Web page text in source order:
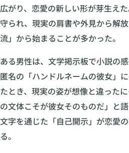
広がり、恋愛の新しい形が芽生え
守られ、現実の肩書や外見から解
流」から始まることが多かった。
ある男性は、文学掲示板で小説の
匿名の「ハンドルネームの彼女」
たとき、現実の姿が想像と違った
の文体こそが彼女そのものだ」と
文字を通じた「自己開示」が恋愛
る。